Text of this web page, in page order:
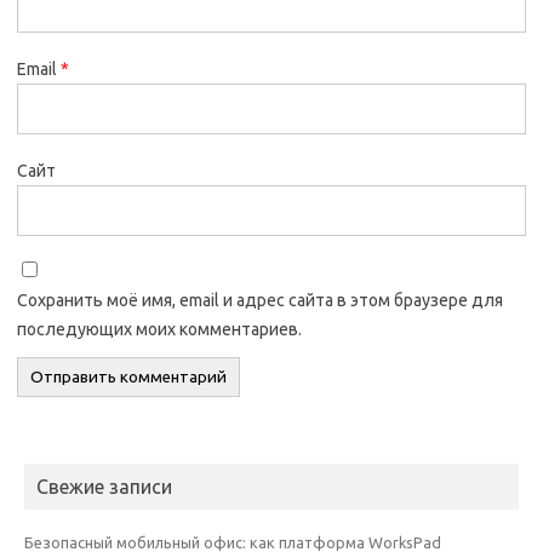
Email *
Сайт
Сохранить моё имя, email и адрес сайта в этом браузере для
последующих моих комментариев.
Свежие записи
Безопасный мобильный офис: как платформа WorksPad